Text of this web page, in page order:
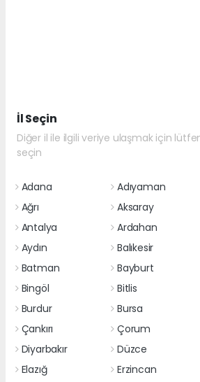
İl Seçin
Diğer il ile ilgili veriye ulaşmak için
seçin
Adana Adıyaman
Ağrı
Aksaray
Antalya
Ardahan
Aydın
Balıkesir
Batman
Bayburt
Bingöl
Bitlis
Burdur
Bursa
Çankırı
Çorum
Diyarbakır
Düzce
Elazığ
Erzincan